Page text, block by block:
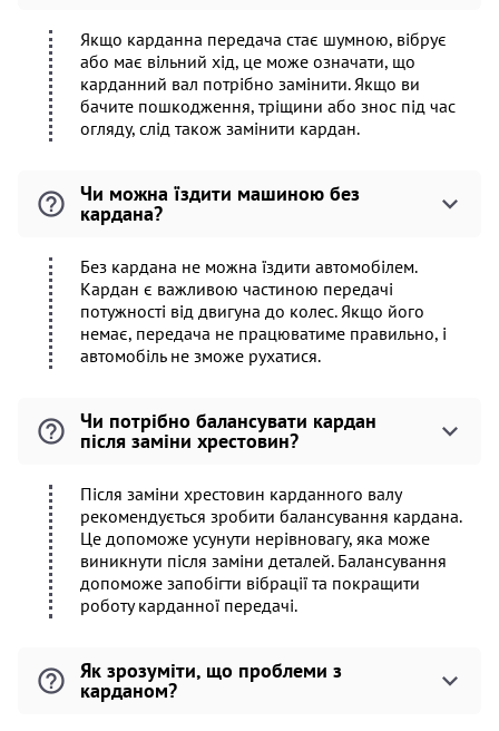
Якщо карданна передача стає шумною, вібрує
або має вільний хід, це може означати, що
карданний вал потрібно замінити. Якщо ви
бачите пошкодження, тріщини або знос під час
огляду, слід також замінити кардан.
Чи можна їздити машиною без
кардана?
Без кардана не можна їздити автомобілем.
Кардан є важливою частиною передачі
потужності від двигуна до колес. Якщо його
немає, передача не працюватиме правильно, і
автомобіль не зможе рухатися.
Чи потрібно балансувати кардан
після заміни хрестовин?
Після заміни хрестовин карданного валу
рекомендується зробити балансування кардана.
Це допоможе усунути нерівновагу, яка може
виникнути після заміни деталей. Балансування
допоможе запобігти вібрації та покращити
роботу карданної передачі.
Як зрозуміти, що проблеми з
карданом?